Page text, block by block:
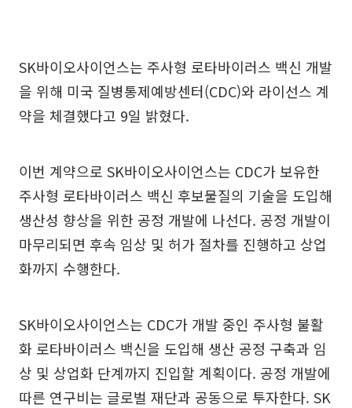
SK바이오사이언스는 주사형 로타바이러스 백신 개발
을 위해 미국 질병통제예방센터(CDC)와 라이선스 계
약을 체결했다고 9일 밝혔다.
이번 계약으로 SK바이오사이언스는 CDC가 보유한
주사형 로타바이러스 백신 후보물질의 기술을 도입해
생산성 향상을 위한 공정 개발에 나선다. 공정 개발이
마무리되면 후속 임상 및 허가 절차를 진행하고 상업
화까지 수행한다.
SK바이오사이언스는 CDC가 개발 중인 주사형 불활
화 로타바이러스 백신을 도입해 생산 공정 구축과 임
상 및 상업화 단계까지 진입할 계획이다. 공정 개발에
따른 연구비는 글로벌 재단과 공동으로 투자한다. SK